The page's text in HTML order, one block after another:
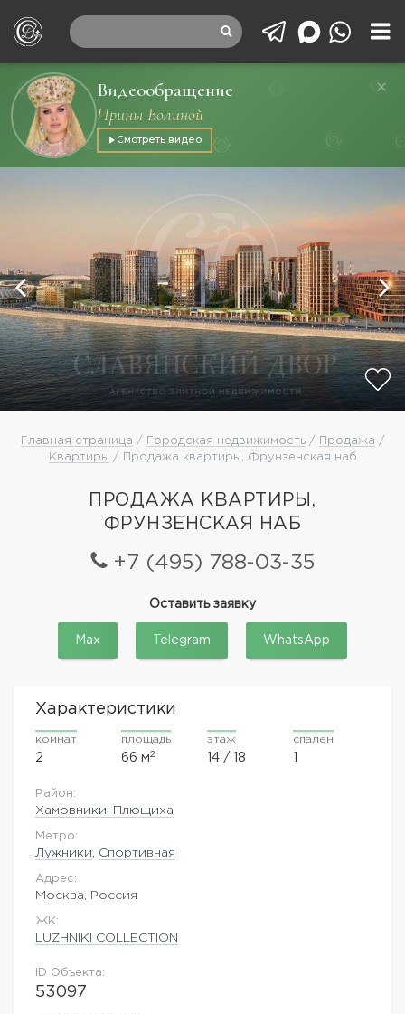
Видеообращение
Ирины Волиной
Смотреть видео
Главная страница / Городская недвижимость/ Продажа /
Квартиры / Продажа квартиры, Фрунзенская наб
ПРОДАЖА КВАРТИРЫ,
ФРУНЗЕНСКАЯ НАБ
+7 (495) 788-03-35
Оставить заявку
Max Telegram WhatsApp
Характеристики
комнат
2
площадь
66 м2
этаж
14 / 18
спален
1
Район:
Хамовники, Плющиха
Метро:
Лужники Спортивная
Адрес:
Москва, Россия
ЖK:
LUZHNIKI COLLECTION
ID Объекта:
53097